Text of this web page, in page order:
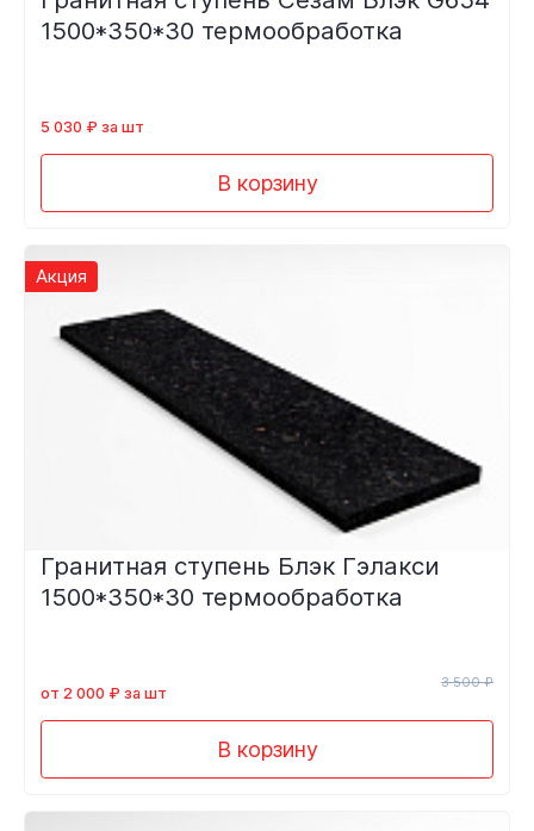
1500*350*30 термообработка
5 030 ₽ за шт
В корзину
Акция
Гранитная ступень Блэк Гэлакси
1500*350*30 термообработка
от 2 000 ₽ за шт
3 500 ₽
В корзину